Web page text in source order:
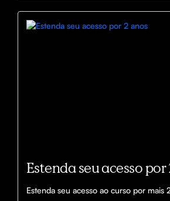
Estenda seu acesso por
Estenda seu acesso ao curso por mais